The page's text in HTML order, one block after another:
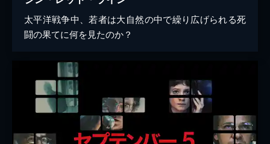
太平洋戦争中、若者は大自然の中で繰り広げられる死
闘の果てに何を見たのか？